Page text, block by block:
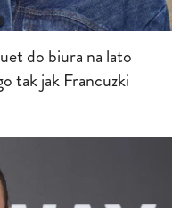
do biura na lato
tak jak Francuzki